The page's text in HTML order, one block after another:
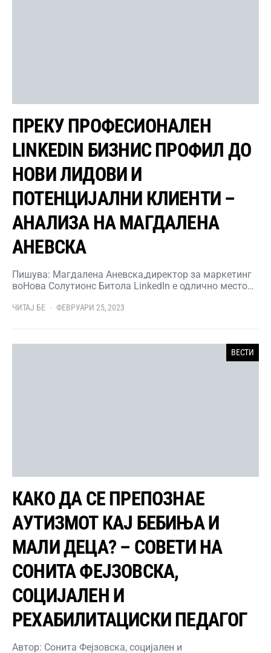
ПРЕКУ ПРОФЕСИОНАЛЕН
LINKEDIN БИЗНИС ПРОФИЛ ДО
НОВИ ЛИДОВИ И
ПОТЕНЦИЈАЛНИ КЛИЕНТИ –
АНАЛИЗА НА МАГДАЛЕНА
АНЕВСКА
Пишува: Магдалена Аневска,директор за маркетинг
воНова Солутионс Битола LinkedIn е одлично место…
ЧИТАЈ БЕ ФЕВРУАРИ 25, 2023
ВЕСТИ
КАКО ДА СЕ ПРЕПОЗНАЕ
АУТИЗМОТ КАЈ БЕБИЊА И
МАЛИ ДЕЦА? – СОВЕТИ НА
СОНИТА ФЕЈЗОВСКА,
СОЦИЈАЛЕН И
РЕХАБИЛИТАЦИСКИ ПЕДАГОГ
Автор: Сонита Фејзовска, социјален и